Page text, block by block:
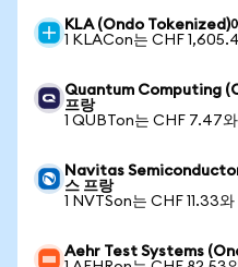
KLA (Ondo Tokenized)
1 KLACon는 CHF
Quantum Computing
프랑
1 QUBTon는 CHF 7.47
Navitas
스 프랑
1 NVTSon는 CHF 11.33와
Aehr Test Systems